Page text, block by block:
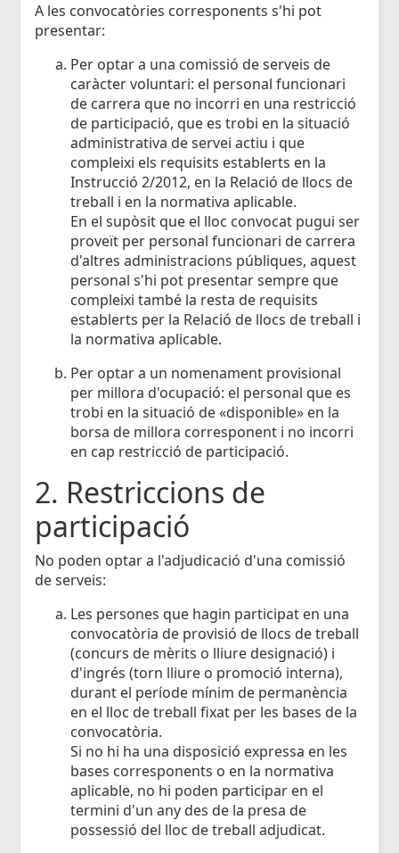
A les convocatòries corresponents s'hi pot
presentar:
Per optar a una comissió de serveis de
caràcter voluntari: el personal funcionari
de carrera que no incorri en una restricció
de participació, que es trobi en la situació
administrativa de servei actiu i que
compleixi els requisits establerts en la
Instrucció 2/2012, en la Relació de llocs de
treball i en la normativa aplicable.
En el supòsit que el lloc convocat pugui ser
proveït per personal funcionari de carrera
d'altres administracions públiques, aquest
personal s'hi pot presentar sempre que
compleixi també la resta de requisits
establerts per la Relació de llocs de treball i
la normativa aplicable.
Per optar a un nomenament provisional
per millora d'ocupació: el personal que es
trobi en la situació de «disponible» en la
borsa de millora corresponent i no incorri
en cap restricció de participació.
2. Restriccions de
participació
No poden optar a l'adjudicació d'una comissió
de serveis:
Les persones que hagin participat en una
convocatòria de provisió de llocs de treball
(concurs de mèrits o lliure designació) i
d'ingrés (torn lliure o promoció interna),
durant el període mínim de permanència
en el lloc de treball fixat per les bases de la
convocatòria.
Si no hi ha una disposició expressa en les
bases corresponents o en la normativa
aplicable, no hi poden participar en el
termini d'un any des de la presa de
possessió del lloc de treball adjudicat.